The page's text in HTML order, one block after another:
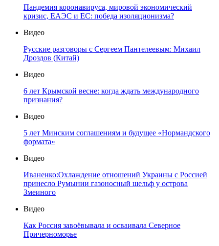
Пандемия коронавируса, мировой экономический
кризис, ЕАЭС и ЕС: победа изоляционизма?
Видео
Русские разговоры с Сергеем Пантелеевым: Михаил
Дроздов (Китай)
Видео
6 лет Крымской весне: когда ждать международного
признания?
Видео
5 лет Минским соглашениям и будущее «Нормандского
формата»
Видео
Иваненко:Охлаждение отношений Украины с Россией
принесло Румынии газоносный шельф у острова
Змеиного
Видео
Как Россия завоёвывала и осваивала Северное
Причерноморье